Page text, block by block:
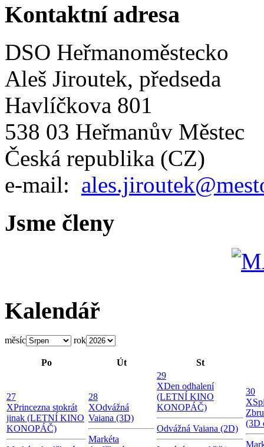
Kontaktní adresa
DSO Heřmanoměstecko
Aleš Jiroutek, předseda
Havlíčkova 801
538 03 Heřmanův Městec
Česká republika (CZ)
e-mail:
Jsme členy
Kalendář
měsíc rok
Po Út St
27
XPrincezna stokrát
jinak (LETNÍ KINO
KONOPÁČ)
28
XOdvážná
Vaiana (3D)
Markéta
29
XDen odhalení
(LETNÍ KINO
KONOPÁČ)
Odvážná Vaiana (2D)
30
X
(3D